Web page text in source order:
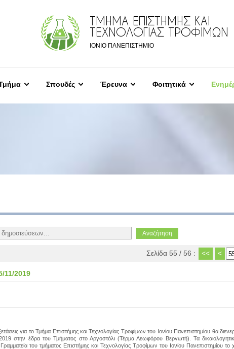
ΤΜΗΜΑ ΕΠΙΣΤΗΜΗΣ ΚΑΙ
ΤΕΧΝΟΛΟΓΙΑΣ ΤΡΟΦΙΜΩΝ
ΙΟΝΙΟ ΠΑΝΕΠΙΣΤΗΜΙΟ
Σπουδές Έρευνα Φοιτητικά
Σελίδα 55 / 56 : << <
11/2019
για το Τμήμα Επιστήμης και Τεχνολογίας Τροφίμων του Ιονίου Πανεπιστημίου θα
στην έδρα του Τμήματος στο Αργοστόλι (Τέρμα Λεωφόρου Βεργωτή). Τα
του τμήματος Επιστήμης και Τεχνολογίας Τροφίμων του Ιονίου Πανεπιστημίου το